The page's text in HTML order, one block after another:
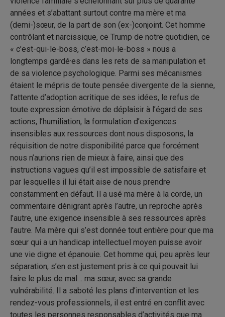
années et s’abattant surtout contre ma mère et ma
(demi-)sœur, de la part de son (ex-)conjoint. Cet homme
contrôlant et narcissique, ce Trump de notre quotidien, ce
« c’est-qui-le-boss, c’est-moi-le-boss » nous a
longtemps gardé·es dans les rets de sa manipulation et
de sa violence psychologique. Parmi ses mécanismes
étaient le mépris de toute pensée divergente de la sienne,
l’attente d’adoption acritique de ses idées, le refus de
toute expression émotive de déplaisir à l’égard de ses
actions, l’humiliation, la formulation d’exigences
insensibles aux ressources dont nous disposons, la
réquisition de notre disponibilité parce que forcément
nous n’aurions rien de mieux à faire, ainsi que des
instructions vagues qu’il est impossible de satisfaire et
par lesquelles il lui était aise de nous prendre
constamment en défaut. Il a usé ma mère à la corde, un
commentaire dénigrant après l’autre, un reproche après
l’autre, une exigence insensible à ses ressources après
l’autre. Ma mère qui s’est donnée tout entière pour que ma
sœur qui a un handicap intellectuel moyen puisse avoir
une vie digne et épanouie. Cet homme qui, peu après leur
séparation, s’en est justement pris à ce qui pouvait lui
faire le plus de mal… ma sœur, avec sa grande
vulnérabilité. Il a saboté les plans d’intervention et les
rendez-vous professionnels, il est entré en conflit avec
toutes les personnes responsables d’activités que ma